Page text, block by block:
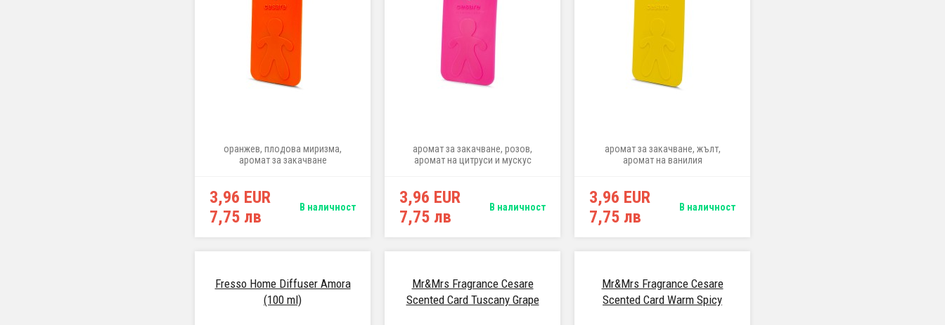
оранжев, плодова миризма,
аромат за закачване
3,96 EUR
7,75 лв
В наличност
аромат за закачване, розов,
аромат на цитруси и мускус
3,96 EUR
7,75 лв
В наличност
аромат за закачване, жълт,
аромат на ванилия
3,96 EUR
7,75 лв
В наличност
Fresso Home Diffuser Amora
(100 ml)
Mr&Mrs Fragrance Cesare
Scented Card Tuscany Grape
Mr&Mrs Fragrance Cesare
Scented Card Warm Spicy